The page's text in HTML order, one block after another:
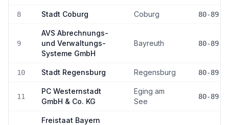
8 Stadt Coburg Coburg 80-89
9
AVS Abrechnungs-
und Verwaltungs-
Systeme GmbH
Bayreuth 80-89
10 Stadt Regensburg Regensburg 80-89
11
PC Westernstadt
GmbH & Co. KG
Eging am
See
80-89
Freistaat Bayern